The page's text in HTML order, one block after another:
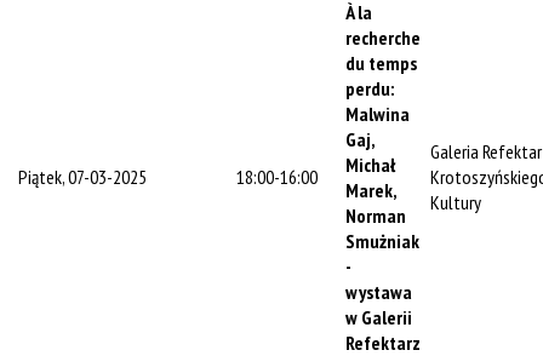
Piątek, 07-03-2025 18:00-16:00
À la
recherche
du temps
perdu:
Malwina
Gaj,
Michał
Marek,
Norman
Smużniak
-
wystawa
w Galerii
Refektarz
Galeria
Kultury